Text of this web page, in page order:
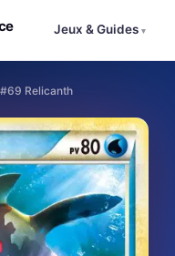
Jeux & Guides ▾
#69 Relicanth